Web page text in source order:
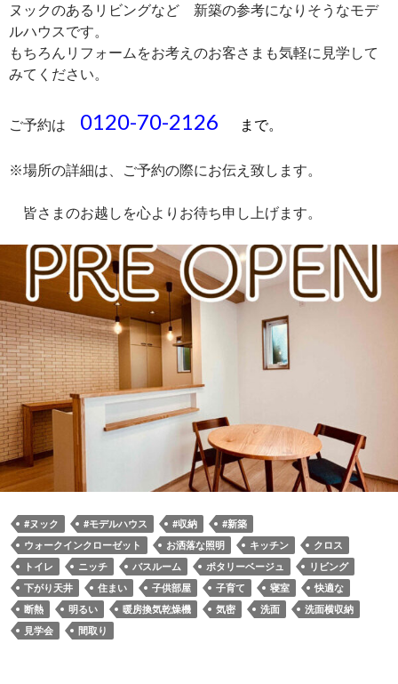
ヌックのあるリビングなど 新築の参考になりそうなモデ
ルハウスです。
もちろんリフォームをお考えのお客さまも気軽に見学して
みてください。
ご予約は 0120-70-2126 まで。
※場所の詳細は、ご予約の際にお伝え致します。
皆さまのお越しを心よりお待ち申し上げます。
#ヌック #モデルハウス #収納
#新築
ウォークインクローゼット
お洒落な照明 キッチン
クロス
トイレ
ニッチ バスルーム ポタリーベージュ
リビング
下がり天井
住まい 子供部屋 子育て 寝室
快適な
断熱
明るい 暖房換気乾燥機 気密 洗面
洗面横収納
見学会
間取り